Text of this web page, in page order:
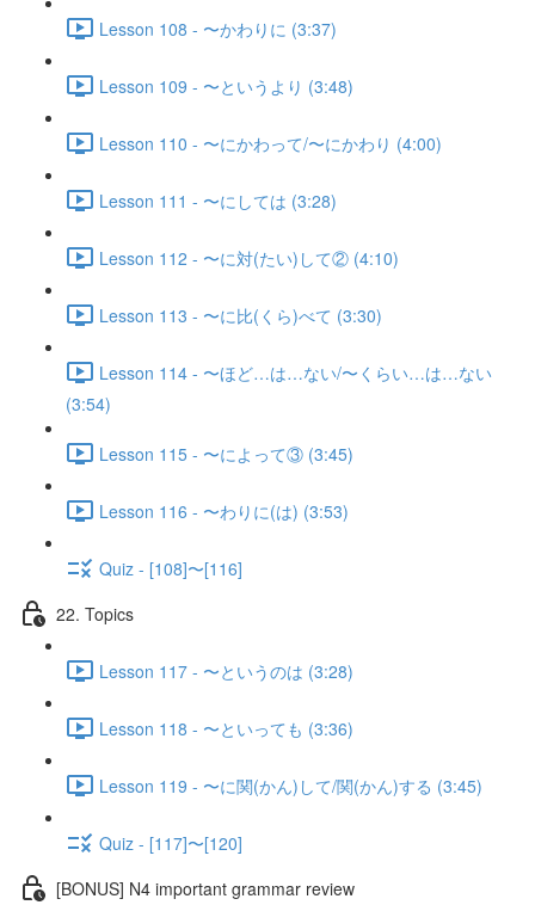
Lesson 108 - 〜かわりに (3:37)
Lesson 109 - 〜というより (3:48)
Lesson 110 - 〜にかわって/〜にかわり (4:00)
Lesson 111 - 〜にしては (3:28)
Lesson 112 - 〜に対(たい)して② (4:10)
Lesson 113 - 〜に比(くら)べて (3:30)
Lesson 114 - 〜ほど…は…ない/〜くらい…は…ない
(3:54)
Lesson 115 - 〜によって③ (3:45)
Lesson 116 - 〜わりに(は) (3:53)
Quiz - [108]〜[116]
22. Topics
Lesson 117 - 〜というのは (3:28)
Lesson 118 - 〜といっても (3:36)
Lesson 119 - 〜に関(かん)して/関(かん)する (3:45)
Quiz - [117]〜[120]
[BONUS] N4 important grammar review